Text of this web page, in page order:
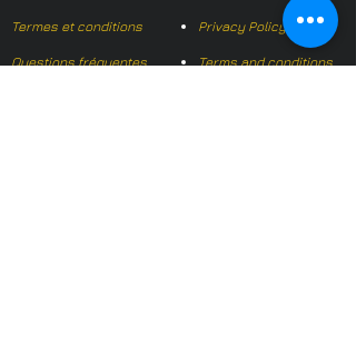
Termes et conditions
Questions fréquentes
Privacy Policy
Terms and conditions